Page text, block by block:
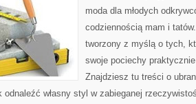
moda dla młodych
codziennością mam i
tworzony z myślą o tych,
swoje pociechy
Znajdziesz tu treści o
odnaleźć własny styl w zabieganej